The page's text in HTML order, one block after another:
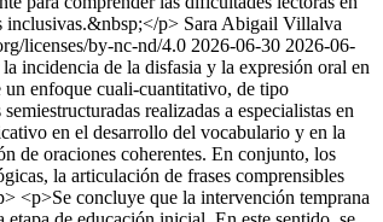
inclusivas.&nbsp;</p> Sara Abigail Villalva
licenses/by-nc-nd/4.0 2026-06-30 2026-06-
incidencia de la disfasia y la expresión oral en
enfoque cuali-cuantitativo, de tipo
realizadas a especialistas en
en el desarrollo del vocabulario y en la
de oraciones coherentes. En conjunto, los
la articulación de frases comprensibles
<p>Se concluye que la intervención temprana